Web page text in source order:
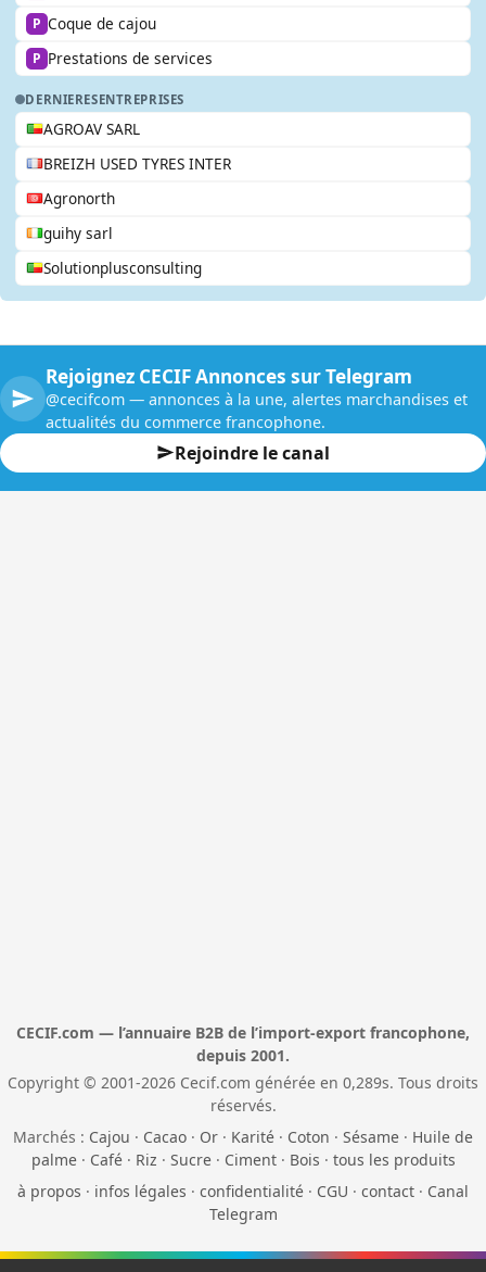
P Coque de cajou
P Prestations de services
DERNIERESENTREPRISES
AGROAV SARL
BREIZH USED TYRES INTER
Agronorth
guihy sarl
Solutionplusconsulting
Rejoignez CECIF Annonces sur Telegram
@cecifcom — annonces à la une, alertes marchandises et
actualités du commerce francophone.
Rejoindre le canal
CECIF.com — l’annuaire B2B de l’import-export francophone,
depuis 2001.
Copyright © 2001-2026 Cecif.com générée en 0,289s. Tous droits
réservés.
Marchés : Cajou · Cacao · Or · Karité · Coton · Sésame · Huile de
palme· Café· Riz · Sucre· Ciment· Bois · tous les produits
à propos · infos légales · confidentialité · CGU · contact · Canal
Telegram